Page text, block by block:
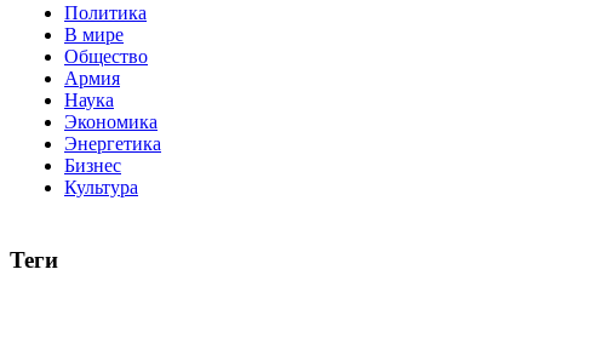
Политика
В мире
Общество
Армия
Наука
Экономика
Энергетика
Бизнес
Культура
Теги